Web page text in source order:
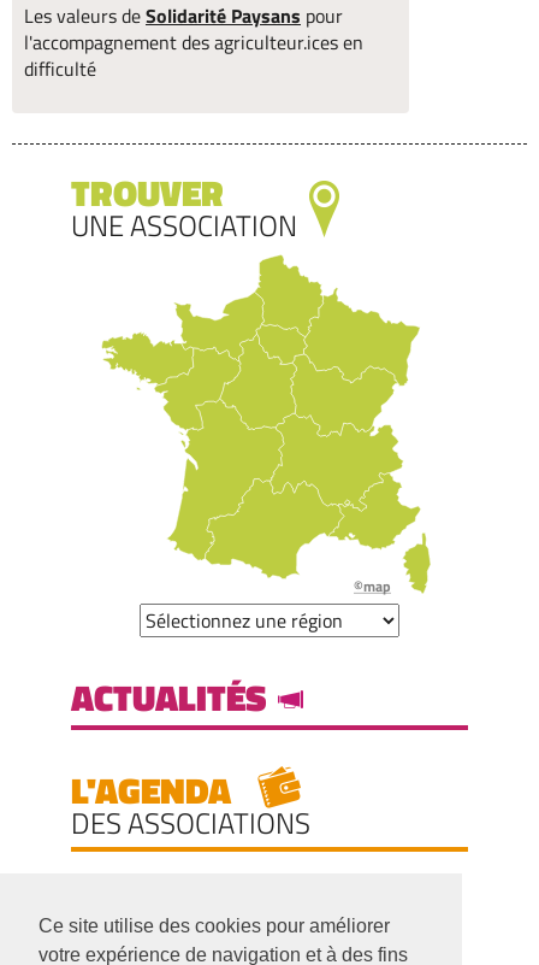
Ce site utilise des cookies pour améliorer
votre expérience de navigation et à des fins
Les valeurs deSolidarité Paysans pour
l'accompagnement des agriculteur.ices en
difficulté
TROUVER
UNE ASSOCIATION
©map
ACTUALITÉS
L'AGENDA
DES ASSOCIATIONS